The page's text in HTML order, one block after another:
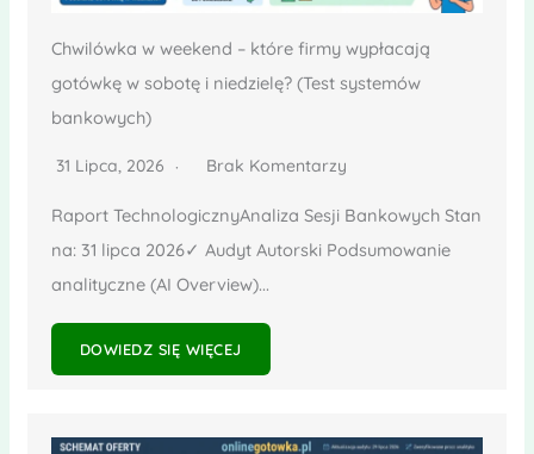
Chwilówka w weekend – które firmy wypłacają
gotówkę w sobotę i niedzielę? (Test systemów
bankowych)
31 Lipca, 2026 Brak Komentarzy
Raport TechnologicznyAnaliza Sesji Bankowych Stan
na: 31 lipca 2026✓ Audyt Autorski Podsumowanie
analityczne (AI Overview)...
DOWIEDZ SIĘ WIĘCEJ